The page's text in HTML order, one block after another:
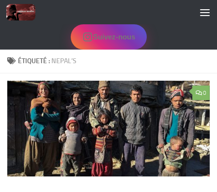
Skip to content
Suivez-nous
ÉTIQUETÉ : NEPAL’S
0